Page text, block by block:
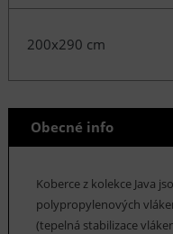
200x290 cm
Obecné info
Koberce z kolekce Java
polypropylenových
(tepelná stabilizace